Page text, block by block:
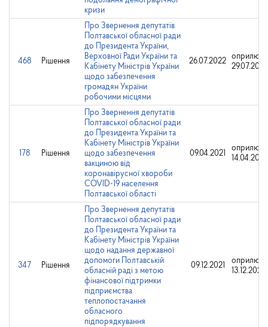
кризи
468 Рішення
Про Звернення депутатів
Полтавської обласної ради
до Президента України,
Верховної Ради України та
Кабінету Міністрів України
щодо забезпечення
громадян України
робочими місцями
26.07.2022
29.07.2022
178 Рішення
Про Звернення депутатів
Полтавської обласної ради
до Президента України та
Кабінету Міністрів України
щодо забезпечення
вакциною від
коронавірусної хвороби
COVID-19 населення
Полтавської області
09.04.2021
14.04.2021
347 Рішення
Про Звернення депутатів
Полтавської обласної ради
до Президента України та
Кабінету Міністрів України
щодо надання державної
допомоги Полтавській
обласній раді з метою
фінансової підтримки
підприємства
теплопостачання
обласного
підпорядкування
09.12.2021
13.12.2021